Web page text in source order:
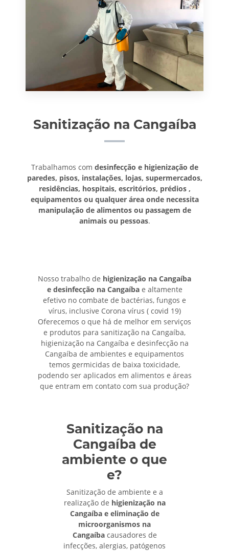
Sanitização na Cangaíba
Trabalhamos com desinfecção e higienização de
paredes, pisos, instalações, lojas, supermercados,
residências, hospitais, escritórios, prédios ,
equipamentos ou qualquer área onde necessita
manipulação de alimentos ou passagem de
animais ou pessoas.
Nosso trabalho de higienização na Cangaíba
e desinfecção na Cangaíbae altamente
efetivo no combate de bactérias, fungos e
vírus, inclusive Corona vírus ( covid 19)
Oferecemos o que há de melhor em serviços
e produtos para sanitização na Cangaíba,
higienização na Cangaíba e desinfecção na
Cangaíba de ambientes e equipamentos
temos germicidas de baixa toxicidade,
podendo ser aplicados em alimentos e áreas
que entram em contato com sua produção?
Sanitização na
Cangaíba de
ambiente o que
e?
Sanitização de ambiente e a
realização de higienização na
Cangaíba e eliminação de
microorganismos na
Cangaíbacausadores de
infecções, alergias, patógenos